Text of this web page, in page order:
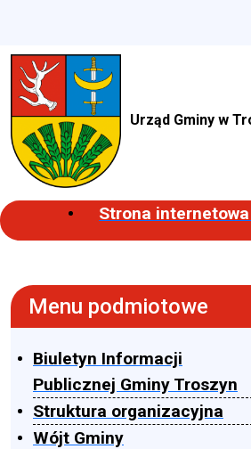
Urząd Gminy w
Strona
Menu podmiotowe
Biuletyn Informacji
Publicznej Gminy Troszyn
Struktura organizacyjna
Wójt Gminy